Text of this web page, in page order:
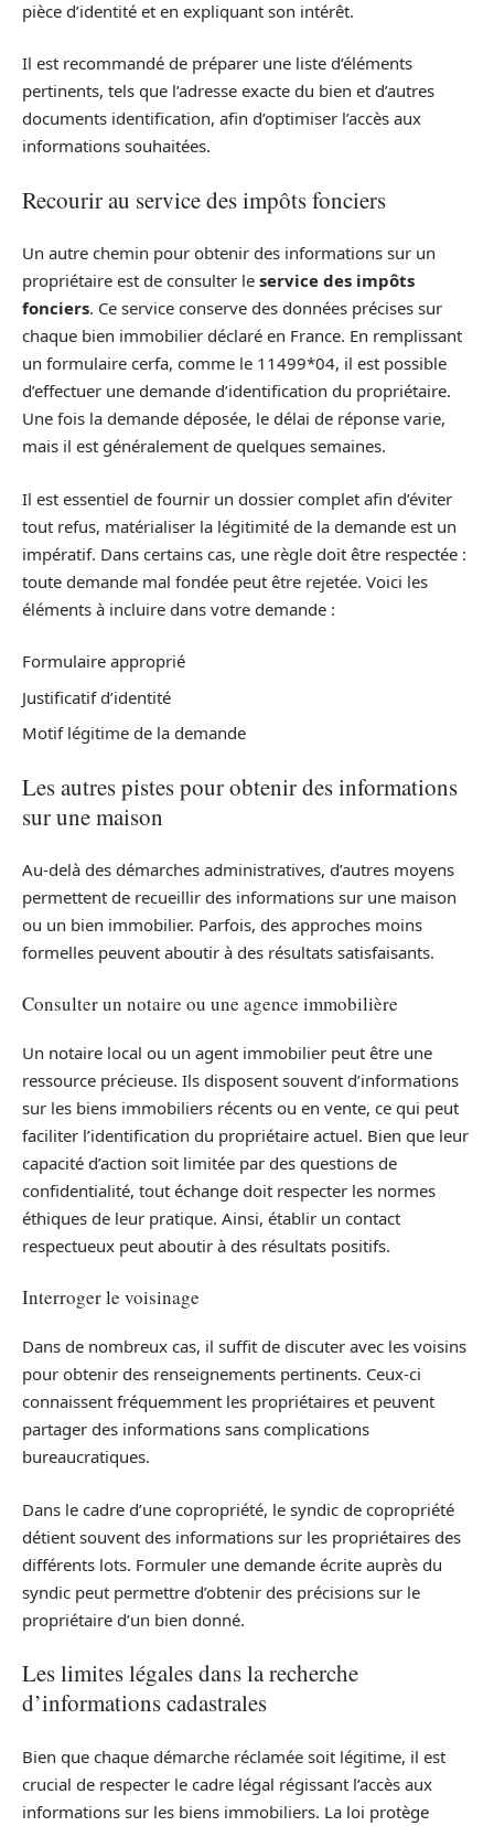
pièce d’identité et en expliquant son intérêt.
Il est recommandé de préparer une liste d’éléments
pertinents, tels que l’adresse exacte du bien et d’autres
documents identification, afin d’optimiser l’accès aux
informations souhaitées.
Recourir au service des impôts fonciers
Un autre chemin pour obtenir des informations sur un
propriétaire est de consulter le service des impôts
fonciers. Ce service conserve des données précises sur
chaque bien immobilier déclaré en France. En remplissant
un formulaire cerfa, comme le 11499*04, il est possible
d’effectuer une demande d’identification du propriétaire.
Une fois la demande déposée, le délai de réponse varie,
mais il est généralement de quelques semaines.
Il est essentiel de fournir un dossier complet afin d’éviter
tout refus, matérialiser la légitimité de la demande est un
impératif. Dans certains cas, une règle doit être respectée :
toute demande mal fondée peut être rejetée. Voici les
éléments à incluire dans votre demande :
Formulaire approprié
Justificatif d’identité
Motif légitime de la demande
Les autres pistes pour obtenir des informations
sur une maison
Au-delà des démarches administratives, d’autres moyens
permettent de recueillir des informations sur une maison
ou un bien immobilier. Parfois, des approches moins
formelles peuvent aboutir à des résultats satisfaisants.
Consulter un notaire ou une agence immobilière
Un notaire local ou un agent immobilier peut être une
ressource précieuse. Ils disposent souvent d’informations
sur les biens immobiliers récents ou en vente, ce qui peut
faciliter l’identification du propriétaire actuel. Bien que leur
capacité d’action soit limitée par des questions de
confidentialité, tout échange doit respecter les normes
éthiques de leur pratique. Ainsi, établir un contact
respectueux peut aboutir à des résultats positifs.
Interroger le voisinage
Dans de nombreux cas, il suffit de discuter avec les voisins
pour obtenir des renseignements pertinents. Ceux-ci
connaissent fréquemment les propriétaires et peuvent
partager des informations sans complications
bureaucratiques.
Dans le cadre d’une copropriété, le syndic de copropriété
détient souvent des informations sur les propriétaires des
différents lots. Formuler une demande écrite auprès du
syndic peut permettre d’obtenir des précisions sur le
propriétaire d’un bien donné.
Les limites légales dans la recherche
d’informations cadastrales
Bien que chaque démarche réclamée soit légitime, il est
crucial de respecter le cadre légal régissant l’accès aux
informations sur les biens immobiliers. La loi protège